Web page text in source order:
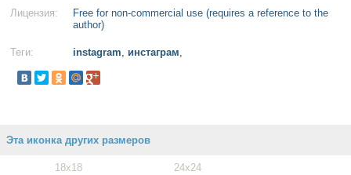
Лицензия:
Free for non-commercial use (requires a reference to the
author)
Теги: instagram, инстаграм,
Эта иконка других размеров
18x18 24x24